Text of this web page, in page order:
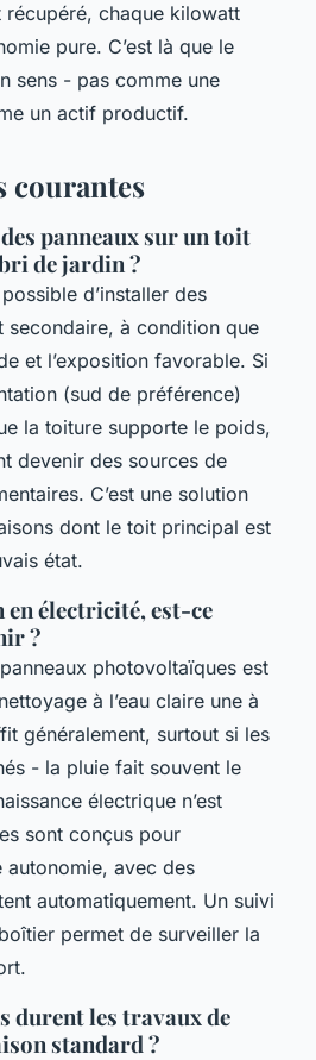
récupéré, chaque kilowatt
pure. C’est là que le
sens - pas comme une
un actif productif.
courantes
panneaux sur un toit
de jardin ?
d’installer des
secondaire, à condition que
et l’exposition favorable. Si
(sud de préférence)
la toiture supporte le poids,
devenir des sources de
C’est une solution
dont le toit principal est
état.
en électricité, est-ce
?
photovoltaïques est
à l’eau claire une à
généralement, surtout si les
- la pluie fait souvent le
électrique n’est
sont conçus pour
avec des
automatiquement. Un suivi
permet de surveiller la
durent les travaux de
standard ?